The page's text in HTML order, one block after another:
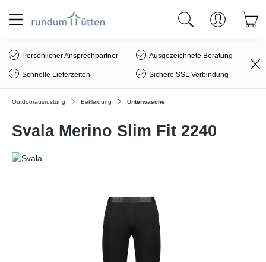
springen
Persönlicher Ansprechpartner Ausgezeichnete Beratung
Schnelle Lieferzeiten Sichere SSL Verbindung
Outdoorausrüstung Bekleidung Unterwäsche
Svala Merino Slim Fit 2240